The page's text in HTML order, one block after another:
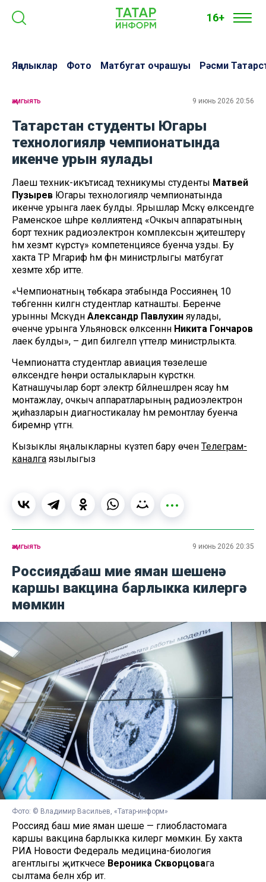
16+
Яңалыклар Фото Матбугат очрашуы Рәсми
җәмгыять 9 июнь 2026 20:56
Татарстан студенты Югары
технологияләр чемпионатында
икенче урын яулады
Лаеш техник-икътисад техникумы студенты Матвей
Пузырев Югары технологияләр чемпионатында
икенче урынга лаек булды. Ярышлар Мәскәү өлкәсендәге
Раменское шәһәре көллиятендә «Очкыч аппаратының
борт техник радиоэлектрон комплексын җитештерү
һәм хезмәт күрсәтү» компетенциясе буенча узды. Бу
хакта ТР Мәгариф һәм фән министрлыгы матбугат
хезмәте хәбәр итте.
«Чемпионатның төбәкара этабында Россиянең 10
төбәгеннән килгән студентлар катнашты. Беренче
урынны Мәскәүдән Александр Павлухин яулады, ә
өченче урынга Ульяновск өлкәсеннән Никита Гончаров
лаек булды», – дип билгеләп үттеләр министрлыкта.
Чемпионатта студентлар авиация төзелеше
өлкәсендәге һөнәри осталыкларын күрсәткән.
Катнашучылар борт электр бәйләнешләрен ясау һәм
монтажлау, очкыч аппаратларының радиоэлектрон
җиһазларын диагностикалау һәм ремонтлау буенча
биремнәр үтәгән.
Кызыклы яңалыкларны күзәтеп бару өчен Телеграм-
каналга язылыгыз
җәмгыять 9 июнь 2026 20:35
Россиядә баш мие яман шешенә
каршы вакцина барлыкка килергә
мөмкин
Фото: © Владимир Васильев, «Татар-информ» ​
Россиядә баш мие яман шеше — глиобластомага
каршы вакцина барлыкка килергә мөмкин. Бу хакта
РИА Новости Федераль медицина-биология
агентлыгы җитәкчесе Вероника Скворцовага
сылтама белән хәбәр итә.